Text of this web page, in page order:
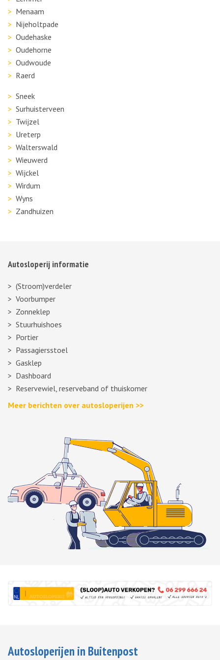
Menaam
Nijeholtpade
Oudehaske
Oudehorne
Oudwoude
Raerd
Sneek
Surhuisterveen
Twijzel
Ureterp
Walterswald
Wieuwerd
Wijckel
Wirdum
Wyns
Zandhuizen
Autosloperij informatie
(Stroom)verdeler
Voorbumper
Zonneklep
Stuurhuishoes
Portier
Passagiersstoel
Gasklep
Dashboard
Reservewiel, reserveband of thuiskomer
Meer berichten over autosloperijen >>
Autosloperijen in Buitenpost